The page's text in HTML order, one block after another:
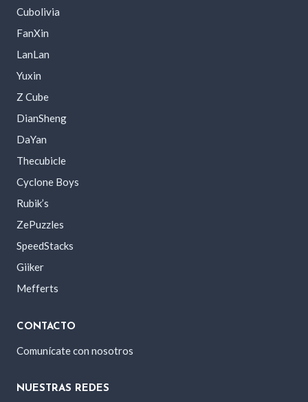
Cubolivia
FanXin
LanLan
Yuxin
Z Cube
DianSheng
DaYan
Thecubicle
Cyclone Boys
Rubik’s
ZePuzzles
SpeedStacks
Giiker
Mefferts
CONTACTO
Comunícate con nosotros
NUESTRAS REDES